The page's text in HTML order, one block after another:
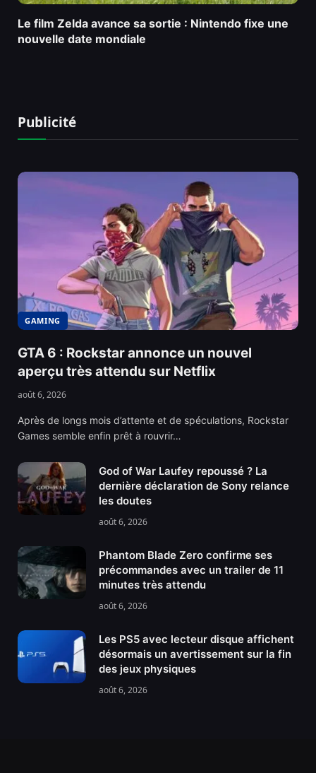
Le film Zelda avance sa sortie : Nintendo fixe une
nouvelle date mondiale
Publicité
GAMING
GTA 6 : Rockstar annonce un nouvel
aperçu très attendu sur Netflix
août 6, 2026
Après de longs mois d’attente et de spéculations, Rockstar
Games semble enfin prêt à rouvrir…
God of War Laufey repoussé ? La
dernière déclaration de Sony relance
les doutes
août 6, 2026
Phantom Blade Zero confirme ses
précommandes avec un trailer de 11
minutes très attendu
août 6, 2026
Les PS5 avec lecteur disque affichent
désormais un avertissement sur la fin
des jeux physiques
août 6, 2026